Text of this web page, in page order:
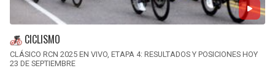
CICLISMO
CLÁSICO RCN 2025 EN VIVO, ETAPA 4: RESULTADOS Y POSICIONES HOY
23 DE SEPTIEMBRE